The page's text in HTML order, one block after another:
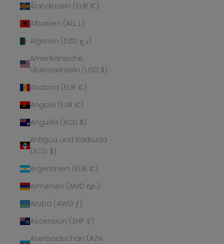
Ålandinseln (EUR €)
Albanien (ALL L)
Algerien (DZD د.ج)
Amerikanische
Überseeinseln (USD $)
Andorra (EUR €)
Angola (EUR €)
Anguilla (XCD $)
Antigua und Barbuda
(XCD $)
Argentinien (EUR €)
Armenien (AMD դր.)
Aruba (AWG ƒ)
Ascension (SHP £)
Aserbaidschan (AZN